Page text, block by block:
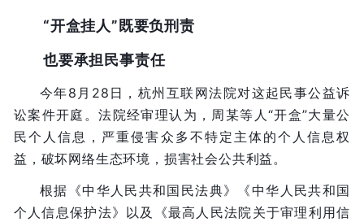
“开盒挂人”既要负刑责
也要承担民事责任
今年8月28日，杭州互联网法院对这起民事公益诉
讼案件开庭。法院经审理认为，周某等人“开盒”大量公
民个人信息，严重侵害众多不特定主体的个人信息权
益，破坏网络生态环境，损害社会公共利益。
根据《中华人民共和国民法典》《中华人民共和国
个人信息保护法》以及《最高人民法院关于审理利用信